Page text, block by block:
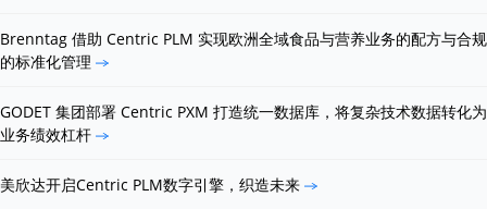
Brenntag 借助 Centric PLM 实现欧洲全域食品与营养业务的配方与合规
的标准化管理
GODET 集团部署 Centric PXM 打造统一数据库，将复杂技术数据转化为
业务绩效杠杆
美欣达开启Centric PLM数字引擎，织造未来